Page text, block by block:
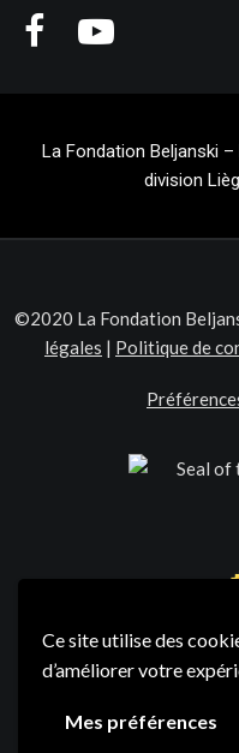
Ce site utilise des
d’améliorer votre
Mes préférences
La Fondation Beljanski
division
©2020 La Fondation
légales | Politique de